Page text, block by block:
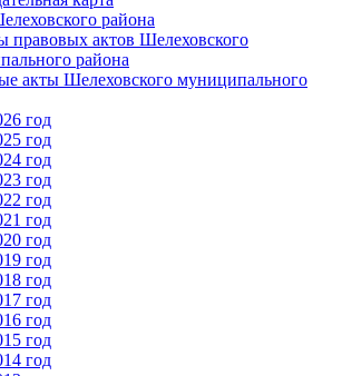
района
правовых актов Шелеховского
района
акты Шелеховского муниципального
год
год
год
год
год
год
год
год
год
год
год
год
год